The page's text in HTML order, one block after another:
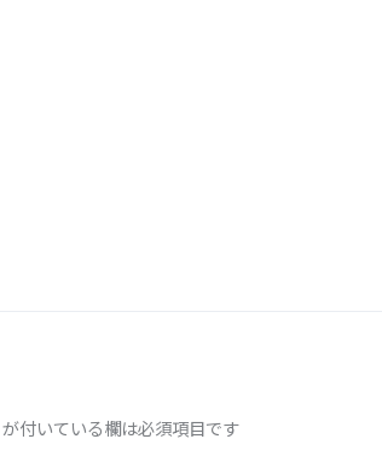
が付いている欄は必須項目です